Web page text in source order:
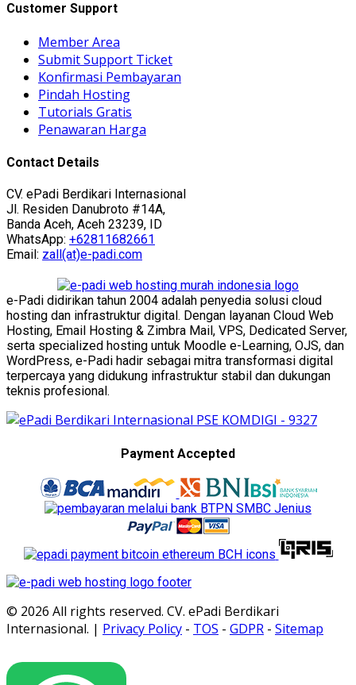
Customer Support
Member Area
Submit Support Ticket
Konfirmasi Pembayaran
Pindah Hosting
Tutorials Gratis
Penawaran Harga
Contact Details
CV. ePadi Berdikari Internasional
Jl. Residen Danubroto #14A,
Banda Aceh, Aceh 23239, ID
WhatsApp: +62811682661
Email: zall(at)e-padi.com
e-Padi didirikan tahun 2004 adalah penyedia solusi cloud
hosting dan infrastruktur digital. Dengan layanan Cloud Web
Hosting, Email Hosting & Zimbra Mail, VPS, Dedicated Server,
serta specialized hosting untuk Moodle e-Learning, OJS, dan
WordPress, e-Padi hadir sebagai mitra transformasi digital
terpercaya yang didukung infrastruktur stabil dan dukungan
teknis profesional.
Payment Accepted
© 2026 All rights reserved. CV. ePadi Berdikari
Internasional. | Privacy Policy - TOS - GDPR - Sitemap